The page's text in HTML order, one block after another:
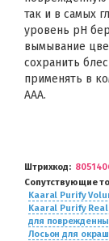
так и в самых
уровень рН
вымывание
сохранить
применять в
AAA.
Штрихкод
Сопутствующие
Kaaral Purify
Kaaral Purify
для
Лосьон для